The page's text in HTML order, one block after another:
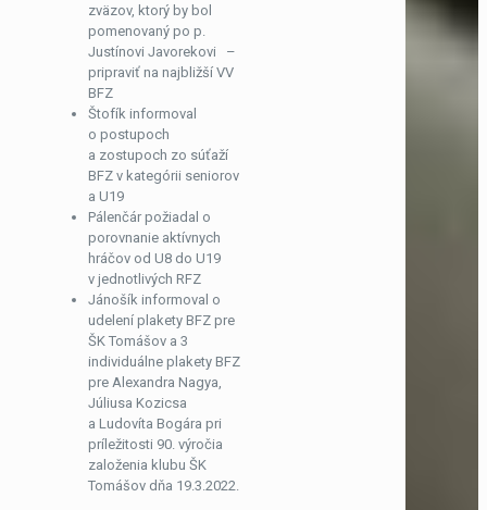
zväzov, ktorý by bol
pomenovaný po p.
Justínovi Javorekovi –
pripraviť na najbližší VV
BFZ
Štofík informoval
o postupoch
a zostupoch zo súťaží
BFZ v kategórii seniorov
a U19
Pálenčár požiadal o
porovnanie aktívnych
hráčov od U8 do U19
v jednotlivých RFZ
Jánošík informoval o
udelení plakety BFZ pre
ŠK Tomášov a 3
individuálne plakety BFZ
pre Alexandra Nagya,
Júliusa Kozicsa
a Ludovíta Bogára pri
príležitosti 90. výročia
založenia klubu ŠK
Tomášov dňa 19.3.2022.